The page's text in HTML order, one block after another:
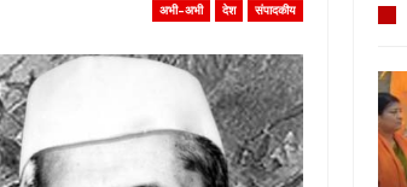
अभी-अभी देश संपादकीय